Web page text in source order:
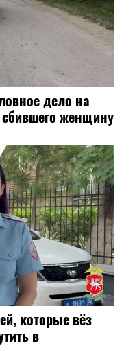
дело на
сбившего женщину
которые вёз
в